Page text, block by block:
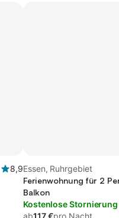
8,9Essen, Ruhrgebiet
Ferienwohnung für 2
Balkon
Kostenlose Stornierung
ab117 €pro Nacht